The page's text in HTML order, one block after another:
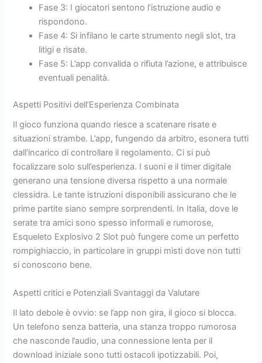
Fase 3: I giocatori sentono l’istruzione audio e
rispondono.
Fase 4: Si infilano le carte strumento negli slot, tra
litigi e risate.
Fase 5: L’app convalida o rifiuta l’azione, e attribuisce
eventuali penalità.
Aspetti Positivi dell’Esperienza Combinata
Il gioco funziona quando riesce a scatenare risate e
situazioni strambe. L’app, fungendo da arbitro, esonera tutti
dall’incarico di controllare il regolamento. Ci si può
focalizzare solo sull’esperienza. I suoni e il timer digitale
generano una tensione diversa rispetto a una normale
clessidra. Le tante istruzioni disponibili assicurano che le
prime partite siano sempre sorprendenti. In Italia, dove le
serate tra amici sono spesso informali e rumorose,
Esqueleto Explosivo 2 Slot può fungere come un perfetto
rompighiaccio, in particolare in gruppi misti dove non tutti
si conoscono bene.
Aspetti critici e Potenziali Svantaggi da Valutare
Il lato debole è ovvio: se l’app non gira, il gioco si blocca.
Un telefono senza batteria, una stanza troppo rumorosa
che nasconde l’audio, una connessione lenta per il
download iniziale sono tutti ostacoli ipotizzabili. Poi,